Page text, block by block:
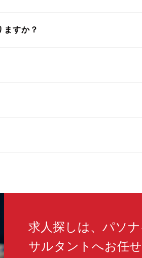
すか？
求人探しは、パソ
サルタントへお任せ